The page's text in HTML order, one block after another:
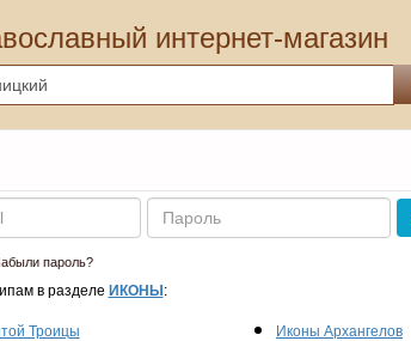
интернет-магазин
Пароль
пароль?
в разделе ИКОНЫ :
Троицы
Иконы Архангелов